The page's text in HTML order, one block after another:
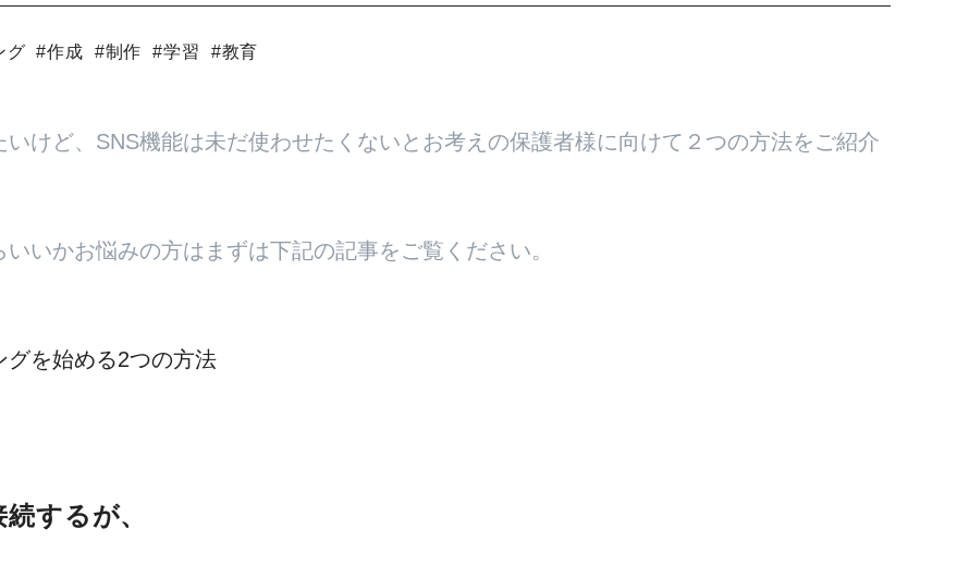
グ #作成 #制作 #学習 #教育
けど、SNS機能は未だ使わせたくないとお考えの保護者様に向けて２つの方法をご紹介
いかお悩みの方はまずは下記の記事をご覧ください。
グを始める2つの方法
するが、